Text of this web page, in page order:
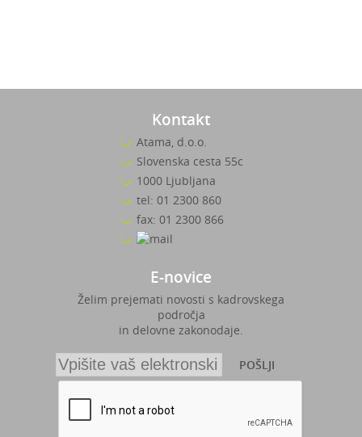
Kontakt
Atama, d.o.o.
Slovenska cesta 55c
1000 Ljubljana
tel: 01 2300 860
fax: 01 2300 866
E-novice
Želim prejemati novosti s kadrovskega
področja
in delovne zakonodaje.
POŠLJI